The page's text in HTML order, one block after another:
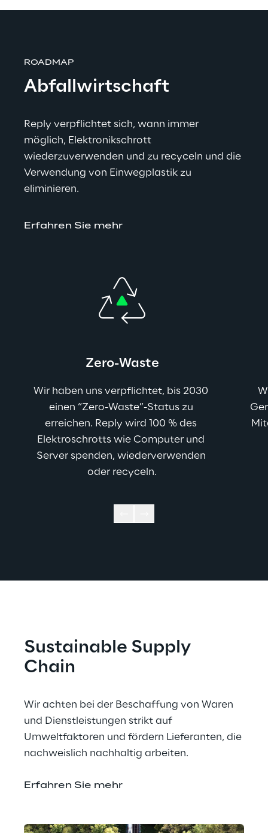
ROADMAP
Abfallwirtschaft
Reply verpflichtet sich, wann immer
möglich, Elektronikschrott
wiederzuverwenden und zu recyceln und die
Verwendung von Einwegplastik zu
eliminieren.
Erfahren Sie mehr
Zero-Waste
Wir haben uns verpflichtet, bis 2030
einen “Zero-Waste”-Status zu
erreichen. Reply wird 100 % des
Elektroschrotts wie Computer und
Server spenden, wiederverwenden
oder recyceln.
Sustainable Supply
Chain
Wir achten bei der Beschaffung von Waren
und Dienstleistungen strikt auf
Umweltfaktoren und fördern Lieferanten, die
nachweislich nachhaltig arbeiten.
Erfahren Sie mehr